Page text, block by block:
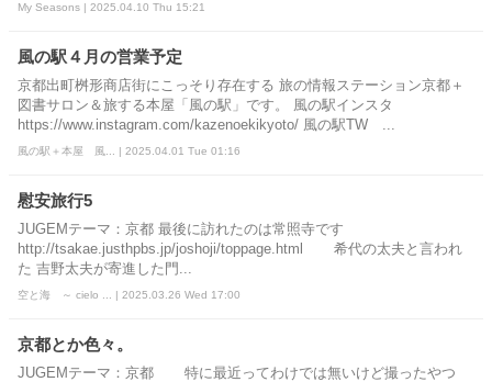
My Seasons | 2025.04.10 Thu 15:21
風の駅４月の営業予定
京都出町桝形商店街にこっそり存在する 旅の情報ステーション京都＋
図書サロン＆旅する本屋「風の駅」です。 風の駅インスタ
https://www.instagram.com/kazenoekikyoto/ 風の駅TW ...
風の駅＋本屋 風... | 2025.04.01 Tue 01:16
慰安旅行5
JUGEMテーマ：京都 最後に訪れたのは常照寺です
http://tsakae.justhpbs.jp/joshoji/toppage.html 希代の太夫と言われ
た 吉野太夫が寄進した門...
空と海 ～ cielo ... | 2025.03.26 Wed 17:00
京都とか色々。
JUGEMテーマ：京都 特に最近ってわけでは無いけど撮ったやつ